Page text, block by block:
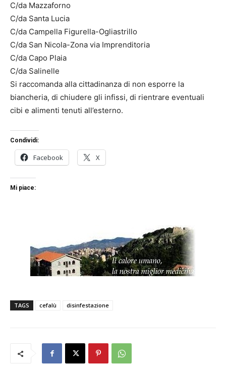
C/da Mazzaforno
C/da Santa Lucia
C/da Campella Figurella-Ogliastrillo
C/da San Nicola-Zona via Imprenditoria
C/da Capo Plaia
C/da Salinelle
Si raccomanda alla cittadinanza di non esporre la
biancheria, di chiudere gli infissi, di rientrare eventuali
cibi e alimenti tenuti all’esterno.
Condividi:
Facebook X
Mi piace:
TAGS cefalù disinfestazione